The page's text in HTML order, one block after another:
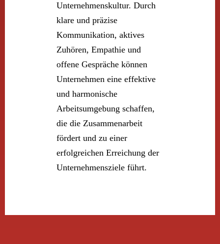
Unternehmenskultur. Durch
klare und präzise
Kommunikation, aktives
Zuhören, Empathie und
offene Gespräche können
Unternehmen eine effektive
und harmonische
Arbeitsumgebung schaffen,
die die Zusammenarbeit
fördert und zu einer
erfolgreichen Erreichung der
Unternehmensziele führt.